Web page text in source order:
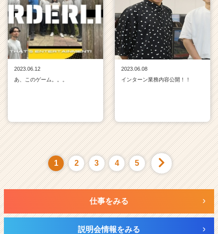
2023.06.12
あ、このゲーム。。。
2023.06.08
インターン業務内容公開！！
1 2 3 4 5
仕事をみる
説明会情報をみる